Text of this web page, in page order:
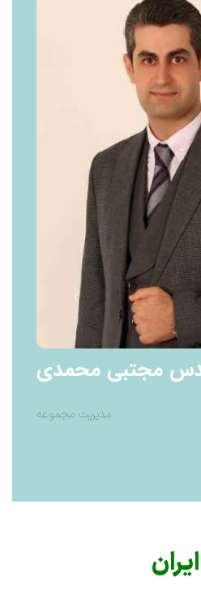
مجتبی محمدی
مدیریت مجموعه